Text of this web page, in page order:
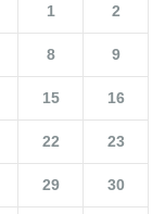
1 2
8 9
15 16
22 23
29 30